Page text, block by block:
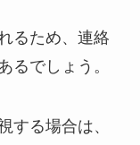
るため、連絡
るでしょう。
する場合は、